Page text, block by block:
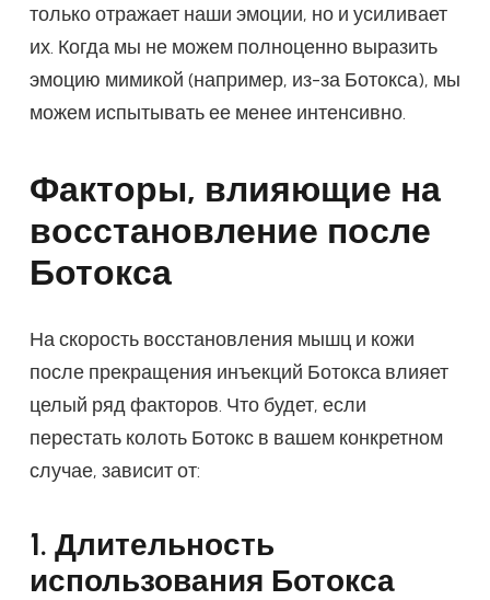
только отражает наши эмоции, но и усиливает
их. Когда мы не можем полноценно выразить
эмоцию мимикой (например, из-за Ботокса), мы
можем испытывать ее менее интенсивно.
Факторы, влияющие на
восстановление после
Ботокса
На скорость восстановления мышц и кожи
после прекращения инъекций Ботокса влияет
целый ряд факторов. Что будет, если
перестать колоть Ботокс в вашем конкретном
случае, зависит от:
1. Длительность
использования Ботокса